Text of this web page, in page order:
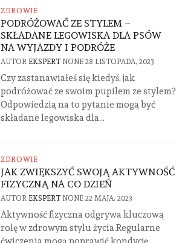
ZDROWIE
PODRÓŻOWAĆ ZE STYLEM –
SKŁADANE LEGOWISKA DLA PSÓW
NA WYJAZDY I PODRÓŻE
AUTOR EKSPERT NONE 28 LISTOPADA, 2023
Czy zastanawiałeś się kiedyś, jak
podróżować ze swoim pupilem ze stylem?
Odpowiedzią na to pytanie mogą być
składane legowiska dla...
ZDROWIE
JAK ZWIĘKSZYĆ SWOJĄ AKTYWNOŚĆ
FIZYCZNĄ NA CO DZIEŃ
AUTOR EKSPERT NONE 22 MAJA, 2023
Aktywność fizyczna odgrywa kluczową
rolę w zdrowym stylu życia.Regularne